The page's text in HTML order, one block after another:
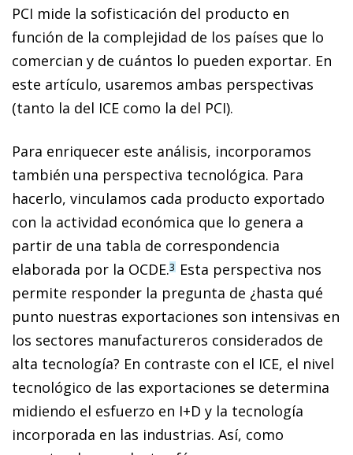
PCI mide la sofisticación del producto en
función de la complejidad de los países que lo
comercian y de cuántos lo pueden exportar. En
este artículo, usaremos ambas perspectivas
(tanto la del ICE como la del PCI).
Para enriquecer este análisis, incorporamos
también una perspectiva tecnológica. Para
hacerlo, vinculamos cada producto exportado
con la actividad económica que lo genera a
partir de una tabla de correspondencia
elaborada por la OCDE.3 Esta perspectiva nos
permite responder la pregunta de ¿hasta qué
punto nuestras exportaciones son intensivas en
los sectores manufactureros considerados de
alta tecnología? En contraste con el ICE, el nivel
tecnológico de las exportaciones se determina
midiendo el esfuerzo en I+D y la tecnología
incorporada en las industrias. Así, como